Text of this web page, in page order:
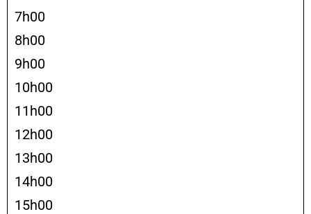
7h00
8h00
9h00
10h00
11h00
12h00
13h00
14h00
15h00